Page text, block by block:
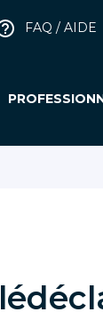
FAQ / AIDE